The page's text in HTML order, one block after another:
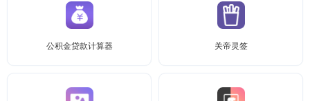
公积金贷款计算器 关帝灵签